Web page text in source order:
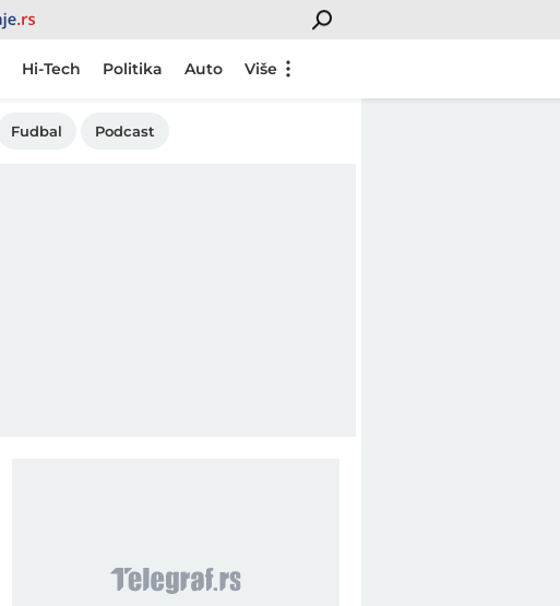
Hi-Tech Politika Auto Više
Fudbal Podcast